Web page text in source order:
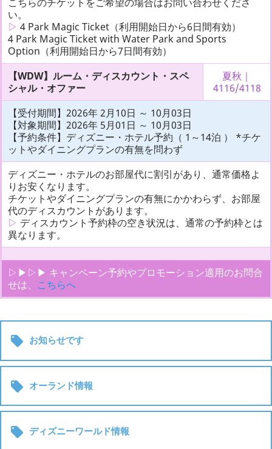
い。
▷ 4 Park Magic Ticket（利用開始日から6日間有効）
4 Park Magic Ticket with Water Park and Sports
Option（利用開始日から7日間有効）
【WDW】ルーム・ディスカウント・スペ
シャル・オファー
夏秋｜
4116/4118
【受付期間】2026年 2月10日 ～ 10月03日
【対象期間】2026年 5月01日 ～ 10月03日
【予約条件】ディズニー・ホテル予約（ 1～14泊 ） *チケ
ットやダイニングプランの有無を問わず
ディズニー・ホテルのお部屋代に割引があり、通常価格よ
りお安くなります。
チケットやダイニングプランの有無にかかわらず、お部屋
代のディスカウントがあります。
▷ ディスカウント予約枠の空き状況は、通常の予約枠とは
異なります。
▷▶▷▶ キャンペーン予約やプロモーション適用のお問合
せは、 こちらへ
 お知らせです
 オーランド情報
 ディズニーワールド情報